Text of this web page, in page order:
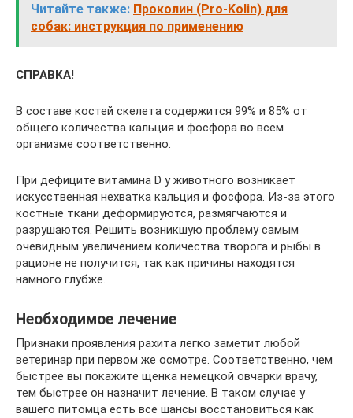
Читайте также: Проколин (Pro-Kolin) для
собак: инструкция по применению
СПРАВКА!
В составе костей скелета содержится 99% и 85% от
общего количества кальция и фосфора во всем
организме соответственно.
При дефиците витамина D у животного возникает
искусственная нехватка кальция и фосфора. Из-за этого
костные ткани деформируются, размягчаются и
разрушаются. Решить возникшую проблему самым
очевидным увеличением количества творога и рыбы в
рационе не получится, так как причины находятся
намного глубже.
Необходимое лечение
Признаки проявления рахита легко заметит любой
ветеринар при первом же осмотре. Соответственно, чем
быстрее вы покажите щенка немецкой овчарки врачу,
тем быстрее он назначит лечение. В таком случае у
вашего питомца есть все шансы восстановиться как